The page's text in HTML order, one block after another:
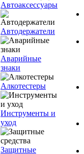
Автоаксессуары
Автодержатели
Аварийные
знаки
Алкотестеры
Инструменты и
уход
Защитные